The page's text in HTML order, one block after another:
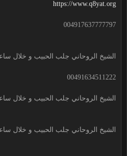
https://www.q8yat.org
004917637777797
الشيخ الروحاني جلب الحبيب و خلال
00491634511222
الشيخ الروحاني جلب الحبيب و خلال
الشيخ الروحاني جلب الحبيب و خلال